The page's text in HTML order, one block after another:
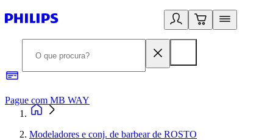
Pague com MB WAY
Modeladores e conj. de barbear de ROSTO